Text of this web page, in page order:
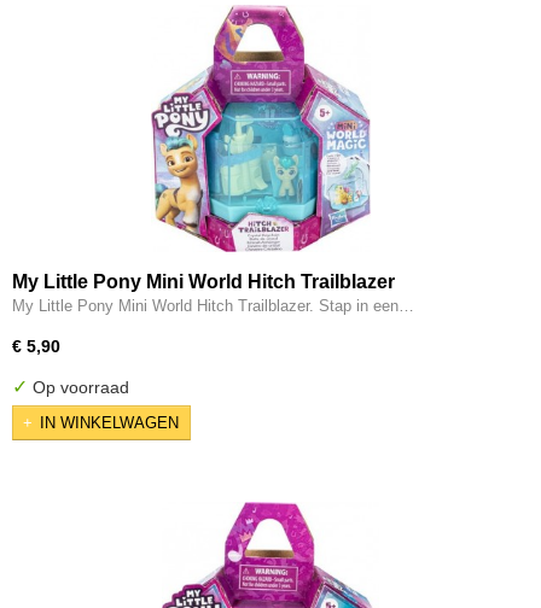
My Little Pony Mini World Hitch Trailblazer
My Little Pony Mini World Hitch Trailblazer. Stap in een…
€ 5,90
✓ Op voorraad
IN WINKELWAGEN